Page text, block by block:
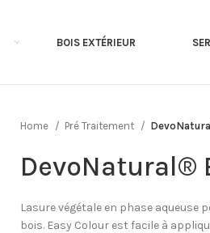
BOIS EXTÉRIEUR
Home Pré Traitement
DevoNatural®
Lasure végétale en phase aqueuse
bois. Easy Colour est facile à